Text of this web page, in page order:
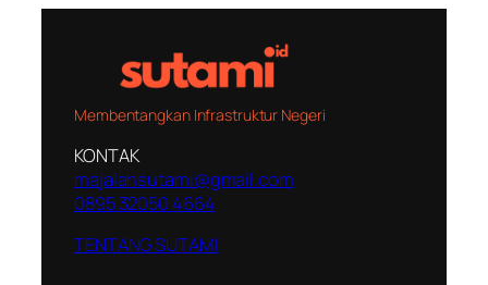
Membentangkan Infrastruktur Negeri
KONTAK
majalahsutami@gmail.com
0895 32050 4664
TENTANG SUTAMI